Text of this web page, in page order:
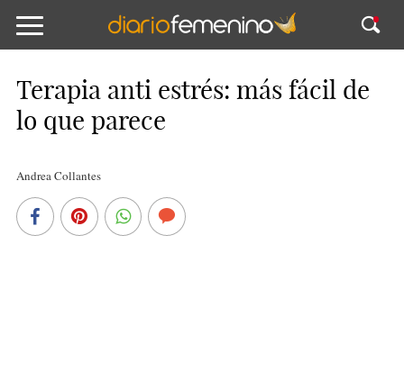
Terapia anti estrés: más fácil de
lo que parece
Andrea Collantes